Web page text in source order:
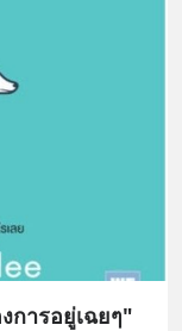
การอยู่เฉยๆ"